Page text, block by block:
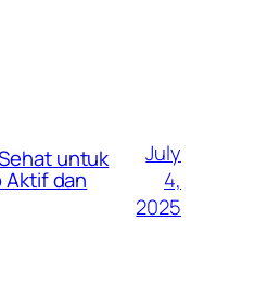
untuk
Aktif dan
July
4,
2025